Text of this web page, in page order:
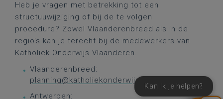
Heb je vragen met betrekking tot een
structuuwijziging of bij de te volgen
procedure? Zowel Vlaanderenbreed als in de
regio's kan je terecht bij de medewerkers van
Katholiek Onderwijs Vlaanderen.
Vlaanderenbreed:
planning@katholiekonderwijs.vlaanderen
Antwerpen:
Kan ik je helpen?